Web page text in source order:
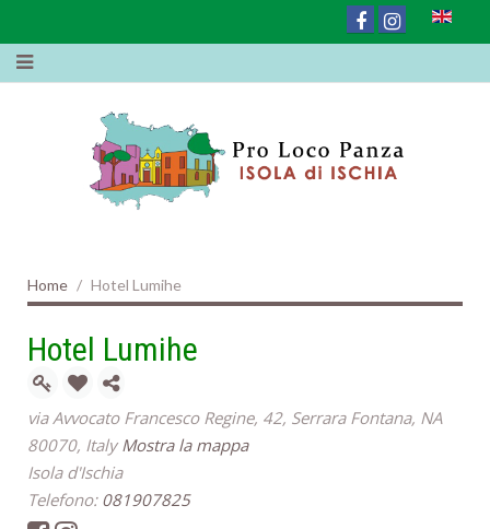
Home Hotel Lumihe
Hotel Lumihe
via Avvocato Francesco Regine, 42, Serrara Fontana, NA
80070, Italy Mostra la mappa
Isola d'Ischia
Telefono: 081907825